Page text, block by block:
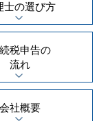
士の選び方
税申告の
流れ
会社概要